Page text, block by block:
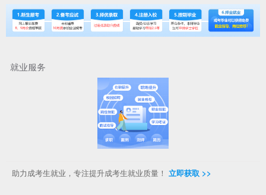
就业服务
助力成考生就业，专注提升成考生就业质量！ 立即获取 >>